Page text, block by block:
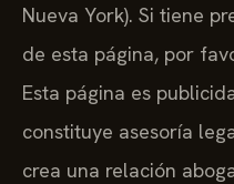
Nueva York). Si tiene
de esta página, por
Esta página es
constituye asesoría
crea una relación